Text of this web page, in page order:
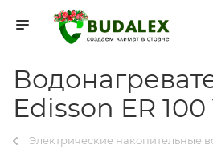
Edisson ER 100
Электрические накопительные